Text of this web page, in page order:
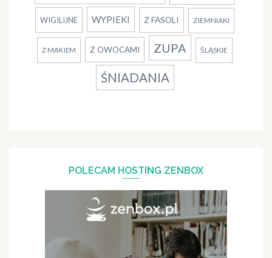
WIGILIJNE WYPIEKI Z FASOLI ZIEMNIAKI
Z MAKIEM Z OWOCAMI ZUPA ŚLĄSKIE
ŚNIADANIA
POLECAM HOSTING ZENBOX